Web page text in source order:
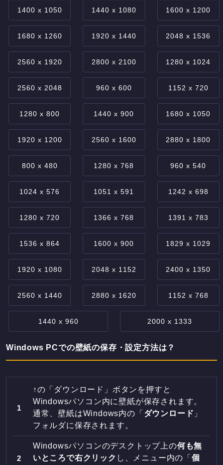
1400 x 1050 1440 x 1080 1600 x 1200
1680 x 1260 1920 x 1440 2048 x 1536
2560 x 1920 2800 x 2100 1280 x 1024
2560 x 2048 960 x 600 1152 x 720
1280 x 800 1440 x 900 1680 x 1050
1920 x 1200 2560 x 1600 2880 x 1800
800 x 480 1280 x 768 960 x 540
1024 x 576 1051 x 591 1242 x 698
1280 x 720 1366 x 768 1391 x 783
1536 x 864 1600 x 900 1829 x 1029
1920 x 1080 2048 x 1152 2400 x 1350
2560 x 1440 2880 x 1620 1152 x 768
1440 x 960 2000 x 1333
Windows PCでの壁紙の保存・設定方法は？
↑の「ダウンロード」ボタンを押すと
Windowsパソコン内に壁紙が保存されます。
通常、壁紙はWindows内の「 ダウンロード 」
フォルダに保存されます。
Windowsパソコンのデスクトップ上の何も無
いところで右クリック し、メニュー内の「 個